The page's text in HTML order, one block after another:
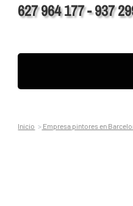
627 964 177 - 937
Inicio Empresa pintores en